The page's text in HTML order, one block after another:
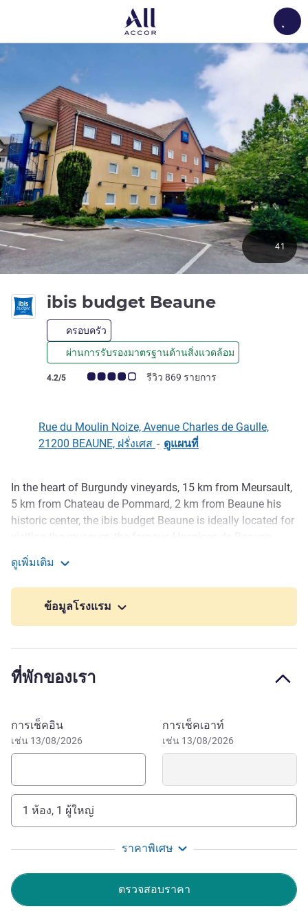
ibis budget Beaune
ครอบครัว
ผ่านการรับรองมาตรฐานด้านสิ่งแวดล้อม
คะแนนความคิดเห็นจากแขก (เรทติ้งบน ALL)
4.2/5 รีวิว 869 รายการ
41
Rue du Moulin Noize, Avenue Charles de Gaulle,
21200 BEAUNE, ฝรั่งเศส - ดูแผนที่
รายละเอียด
In the heart of Burgundy vineyards, 15 km from Meursault,
5 km from Chateau de Pommard, 2 km from Beaune his
historic center, the ibis budget Beaune is ideally located for
With its renovated bathrooms, free enclosed car park and
free WIFI this hotel offers comfortable, practical
accommodation. The entire team welcomes you. Mr.
Mbarek ZIOU Hotel Manager.
business center, a city of culture and a sports city, with
many amenities. So many activities that are easy to
access for your next visits. Exterior fitted out with terrace
two floors. The whole team welcomes you for new
adventures!
renommés, son architecture médiévale, et les hospices
emblématiques. Ville historique, riche en saveurs et en
culture, Beaune célèbre l'art de vivre bourguignon.
Bienvenue à notre charmant hôtel à Beaune! Nous
sommes ravis de vous accueillir. Profitez pleinement de
votre séjour dans notre écrin de confort et partez à la
découverte des trésors de notre ville.
ดูเพิ่มเติม
ข้อมูลโรงแรม
ที่พักของเรา
จองโรงแรมนี้
การเช็คอิน
เช่น 13/08/2026
การเช็คเอาท์
เช่น 13/08/2026
1 ห้อง, 1 ผู้ใหญ่
ราคาพิเศษ
ตรวจสอบราคา